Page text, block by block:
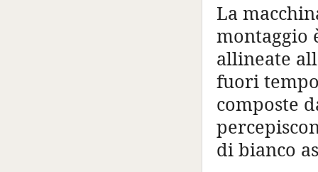
La
montaggio
allineate
fuori
composte
di bianco